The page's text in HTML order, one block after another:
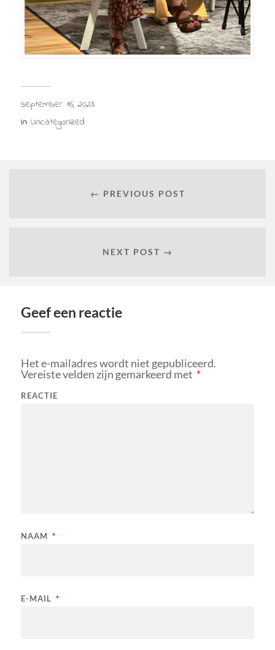
september 16, 2023
In Uncategorized
← PREVIOUS POST
NEXT POST →
Geef een reactie
Het e-mailadres wordt niet gepubliceerd.
Vereiste velden zijn gemarkeerd met *
REACTIE
NAAM *
E-MAIL *